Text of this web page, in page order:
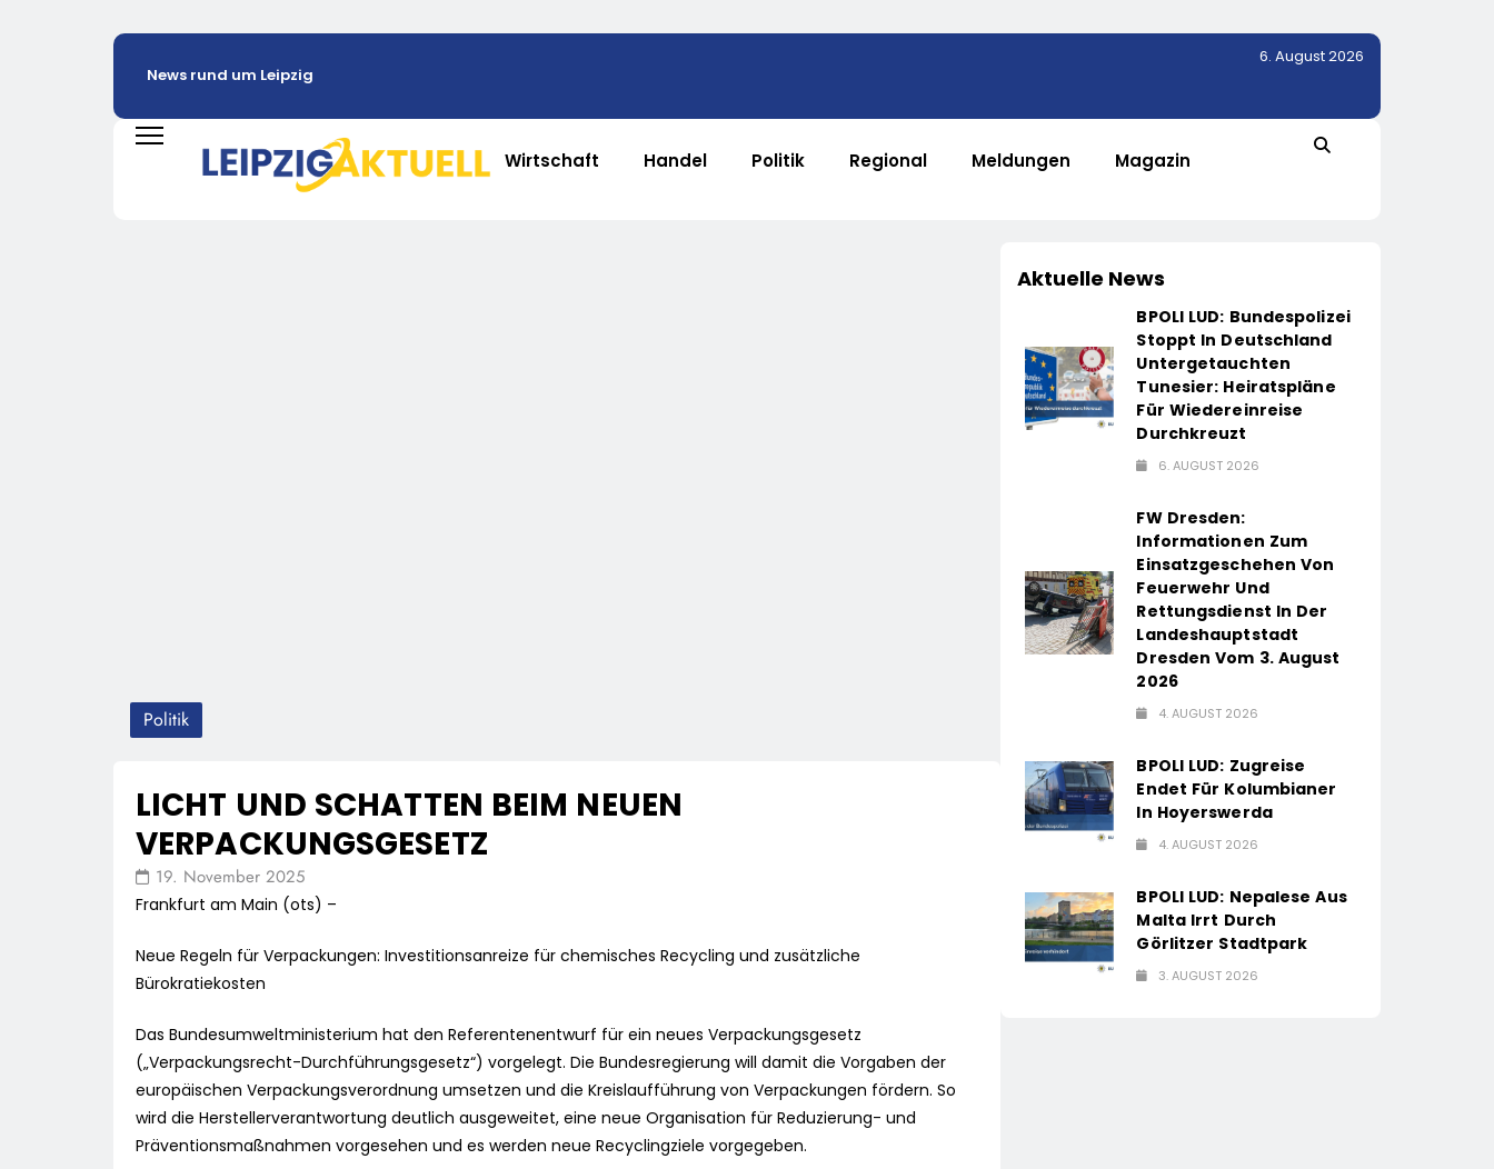
News rund um Leipzig
6. August 2026
Wirtschaft Handel Politik Regional Meldungen Magazin
Politik
LICHT UND SCHATTEN BEIM NEUEN
VERPACKUNGSGESETZ
19. November 2025
Frankfurt am Main (ots) –
Neue Regeln für Verpackungen: Investitionsanreize für chemisches Recycling und zusätzliche
Bürokratiekosten
Das Bundesumweltministerium hat den Referentenentwurf für ein neues Verpackungsgesetz
(„Verpackungsrecht-Durchführungsgesetz“) vorgelegt. Die Bundesregierung will damit die Vorgaben der
europäischen Verpackungsverordnung umsetzen und die Kreislaufführung von Verpackungen fördern. So
wird die Herstellerverantwortung deutlich ausgeweitet, eine neue Organisation für Reduzierung- und
Präventionsmaßnahmen vorgesehen und es werden neue Recyclingziele vorgegeben.
Aktuelle News
BPOLI LUD: Bundespolizei
Stoppt In Deutschland
Untergetauchten
Tunesier: Heiratspläne
Für Wiedereinreise
Durchkreuzt
6. AUGUST 2026
FW Dresden:
Informationen Zum
Einsatzgeschehen Von
Feuerwehr Und
Rettungsdienst In Der
Landeshauptstadt
Dresden Vom 3. August
2026
4. AUGUST 2026
BPOLI LUD: Zugreise
Endet Für Kolumbianer
In Hoyerswerda
4. AUGUST 2026
BPOLI LUD: Nepalese Aus
Malta Irrt Durch
Görlitzer Stadtpark
3. AUGUST 2026